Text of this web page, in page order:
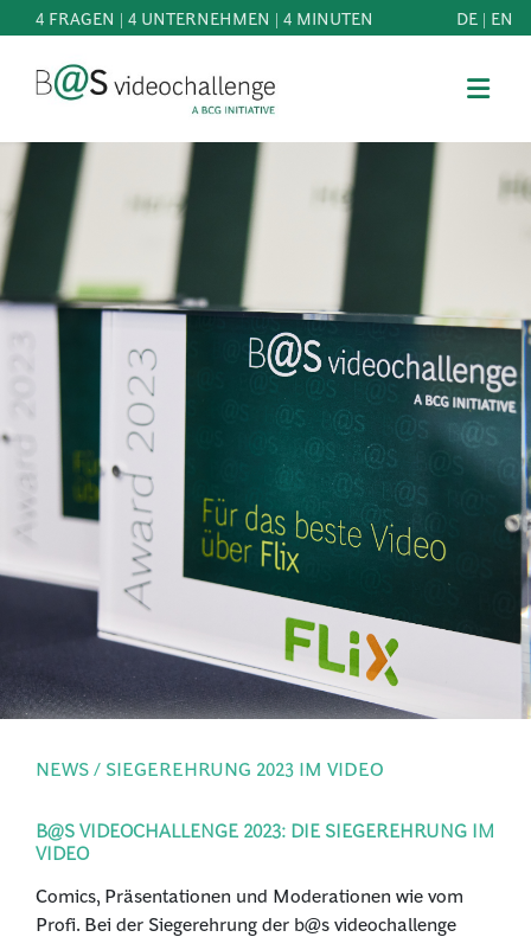
4 FRAGEN | 4 UNTERNEHMEN | 4 MINUTEN DE | EN
MITMACHEN
WISSEN
DOWNLOADS
SCHIRMHERRSCHAFT
NEWS
PRESSE
ANMELDEN
NEWS / SIEGEREHRUNG 2023 IM VIDEO
B@S VIDEOCHALLENGE 2023: DIE SIEGEREHRUNG IM
VIDEO
Comics, Präsentationen und Moderationen wie vom
Profi. Bei der Siegerehrung der b@s videochallenge
b@Svideochallenge - A BCG INITIATIVE
Registriere dich als Teilnehmer*in
Geburtsdatum*
E-Mail-Adresse*
E-Mail-Adresse*
Jetzt registrieren